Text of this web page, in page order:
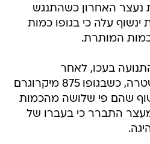
האחרון כשהתנגש
עלה כי בגופו כמות
המותרת.
בעכו, לאחר
ההתנגשות בניידת המשטרה, כשבגופו 875 מיקרוגרם
שהם פי שלושה מהכמות
התברר כי בעברו של